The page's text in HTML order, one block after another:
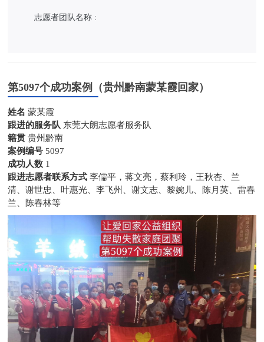
志愿者团队名称 :
第5097个成功案例（贵州黔南蒙某霞回家）
姓名 蒙某霞
跟进的服务队 东莞大朗志愿者服务队
籍贯 贵州黔南
案例编号 5097
成功人数 1
跟进志愿者联系方式 李儒平，蒋文亮，蔡利玲，王秋杏、兰
清、谢世忠、叶惠光、李飞州、谢文志、黎婉儿、陈月英、雷春
兰、陈春林等